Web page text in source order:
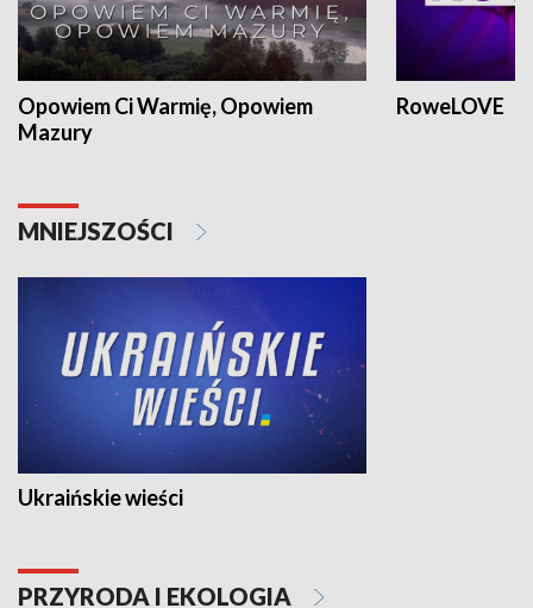
Opowiem Ci Warmię, Opowiem
Mazury
RoweLOVE
MNIEJSZOŚCI
Ukraińskie wieści
PRZYRODA I EKOLOGIA